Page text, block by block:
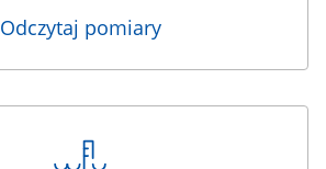
Odczytaj pomiary